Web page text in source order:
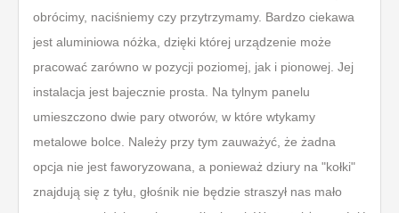
obrócimy, naciśniemy czy przytrzymamy. Bardzo ciekawa
jest aluminiowa nóżka, dzięki której urządzenie może
pracować zarówno w pozycji poziomej, jak i pionowej. Jej
instalacja jest bajecznie prosta. Na tylnym panelu
umieszczono dwie pary otworów, w które wtykamy
metalowe bolce. Należy przy tym zauważyć, że żadna
opcja nie jest faworyzowana, a ponieważ dziury na "kołki"
znajdują się z tyłu, głośnik nie będzie straszył nas mało